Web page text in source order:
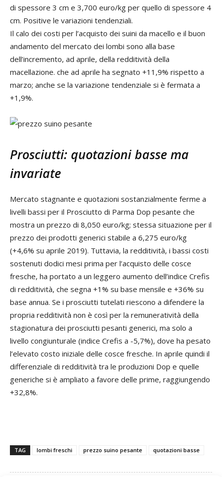
di spessore 3 cm e 3,700 euro/kg per quello di spessore 4
cm. Positive le variazioni tendenziali.
Il calo dei costi per l’acquisto dei suini da macello e il buon
andamento del mercato dei lombi sono alla base
dell’incremento, ad aprile, della redditività della
macellazione. che ad aprile ha segnato +11,9% rispetto a
marzo; anche se la variazione tendenziale si è fermata a
+1,9%.
Prosciutti: quotazioni basse ma
invariate
Mercato stagnante e quotazioni sostanzialmente ferme a
livelli bassi per il Prosciutto di Parma Dop pesante che
mostra un prezzo di 8,050 euro/kg; stessa situazione per il
prezzo dei prodotti generici stabile a 6,275 euro/kg
(+4,6% su aprile 2019). Tuttavia, la redditività, i bassi costi
sostenuti dodici mesi prima per l’acquisto delle cosce
fresche, ha portato a un leggero aumento dell’indice Crefis
di redditività, che segna +1% su base mensile e +36% su
base annua. Se i prosciutti tutelati riescono a difendere la
propria redditività non è così per la remuneratività della
stagionatura dei prosciutti pesanti generici, ma solo a
livello congiunturale (indice Crefis a -5,7%), dove ha pesato
l’elevato costo iniziale delle cosce fresche. In aprile quindi il
differenziale di redditività tra le produzioni Dop e quelle
generiche si è ampliato a favore delle prime, raggiungendo
+32,8%.
TAG lombi freschi prezzo suino pesante quotazioni basse